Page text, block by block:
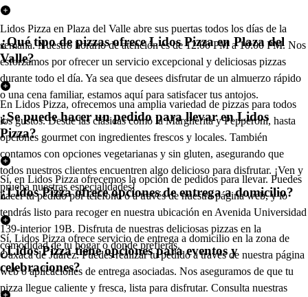
Lidos Pizza en Plaza del Valle abre sus puertas todos los días de la
semana. Nuestro horario de atención es de 12:00 PM a 10:00 PM. Nos
esforzamos por ofrecer un servicio excepcional y deliciosas pizzas
durante todo el día. Ya sea que desees disfrutar de un almuerzo rápido
o una cena familiar, estamos aquí para satisfacer tus antojos.
¿Qué tipo de pizzas ofrece Lidos Pizza en Plaza del
Valle?
En Lidos Pizza, ofrecemos una amplia variedad de pizzas para todos
los gustos. Desde las clásicas como la Margherita y Pepperoni, hasta
opciones gourmet con ingredientes frescos y locales. También
contamos con opciones vegetarianas y sin gluten, asegurando que
todos nuestros clientes encuentren algo delicioso para disfrutar. ¡Ven y
prueba nuestras especialidades!
¿Se puede hacer un pedido para llevar en Lidos
Pizza?
Sí, en Lidos Pizza ofrecemos la opción de pedidos para llevar. Puedes
hacer tu pedido por teléfono o a través de nuestra página web, y lo
tendrás listo para recoger en nuestra ubicación en Avenida Universidad
139-interior 19B. Disfruta de nuestras deliciosas pizzas en la
comodidad de tu hogar o donde prefieras.
¿Lidos Pizza ofrece opciones de entrega a domicilio?
Sí, Lidos Pizza ofrece servicio de entrega a domicilio en la zona de
Oaxaca de Juárez. Puedes realizar tu pedido a través de nuestra página
web o aplicaciones de entrega asociadas. Nos aseguramos de que tu
pizza llegue caliente y fresca, lista para disfrutar. Consulta nuestras
¿Lidos Pizza tiene opciones para eventos y
celebraciones?